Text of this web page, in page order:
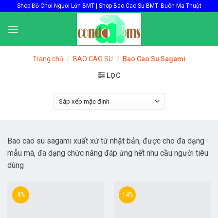
content
Shop Đồ Chơi Người Lớn BMT | Shop Bao Cao Su BMT- Buôn Ma Thuột
Trang chủ / BAO CAO SU / Bao Cao Su Sagami
LỌC
Bao cao su sagami xuất xứ từ nhật bản, được cho đa dạng
mẫu mã, đa dạng chức năng đáp ứng hết nhu cầu người tiêu
dùng
-8% -14%